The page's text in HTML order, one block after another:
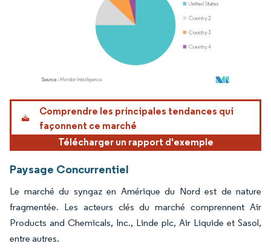
Image © Mordor Intelligence. La réutilisation nécessite une attribution sous CC BY
Comprendre les principales tendances qui
façonnent ce marché
Télécharger un rapport d'exemple
Paysage Concurrentiel
Le marché du syngaz en Amérique du Nord est de nature
fragmentée. Les acteurs clés du marché comprennent Air
Products and Chemicals, Inc., Linde plc, Air Liquide et Sasol,
entre autres.